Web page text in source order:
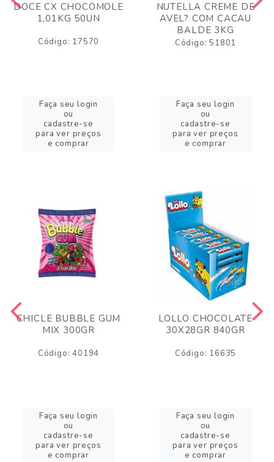
DOCE CX CHOCOMOLE
1,01KG 50UN
Código: 17570
Faça seu login
ou
cadastre-se
para ver preços
e comprar
NUTELLA CREME DE
AVEL? COM CACAU
BALDE 3KG
Código: 51801
Faça seu login
ou
cadastre-se
para ver preços
e comprar
CHICLE BUBBLE GUM
MIX 300GR
Código: 40194
Faça seu login
ou
cadastre-se
para ver preços
e comprar
LOLLO CHOCOLATE
30X28GR 840GR
Código: 16635
Faça seu login
ou
cadastre-se
para ver preços
e comprar